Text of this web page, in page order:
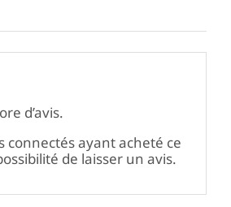
d’avis.
connectés ayant acheté ce
de laisser un avis.